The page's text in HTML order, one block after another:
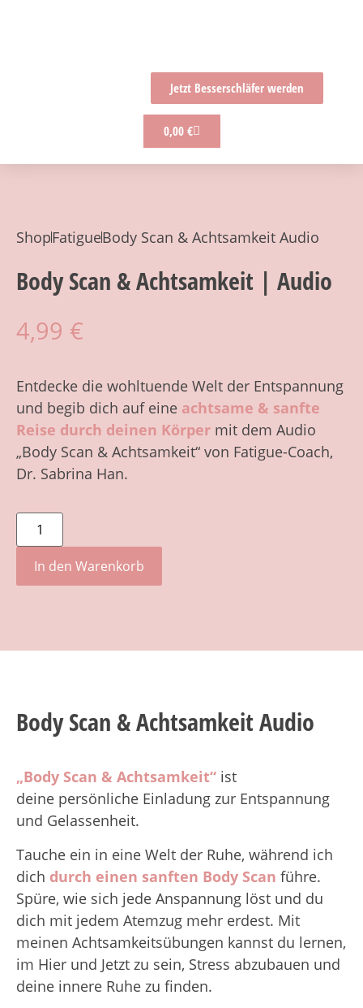
Jetzt Besserschläfer werden
0,00 €
ShopFatigueBody Scan & Achtsamkeit Audio
Body Scan & Achtsamkeit | Audio
4,99 €
Entdecke die wohltuende Welt der Entspannung
und begib dich auf eine achtsame & sanfte
Reise durch deinen Körper mit dem Audio
„Body Scan & Achtsamkeit“ von Fatigue-Coach,
Dr. Sabrina Han.
In den Warenkorb
Body Scan & AchtsamkeitAudio
„Body Scan & Achtsamkeit“ ist
deine persönliche Einladung zur Entspannung
und Gelassenheit.
Tauche ein in eine Welt der Ruhe, während ich
dich durch einen sanften Body Scan führe.
Spüre, wie sich jede Anspannung löst und du
dich mit jedem Atemzug mehr erdest. Mit
meinen Achtsamkeitsübungen kannst du lernen,
im Hier und Jetzt zu sein, Stress abzubauen und
deine innere Ruhe zu finden.